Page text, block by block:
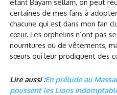
étant Bayam sellam, on peut
certaines de mes fans à
chacune qui est dans mon fan
cœur. Les orphelins n’ont pas
nourritures ou de vêtements,
sœurs qui leur prodiguent des
Lire aussi :En prélude au
poussent les Lions